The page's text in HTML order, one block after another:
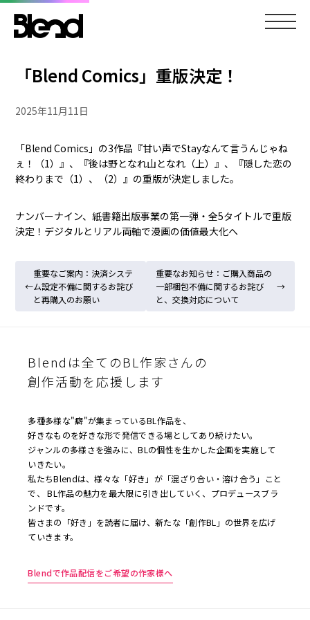
「Blend Comics」重版決定！
2025年11月11日
「Blend Comics」の3作品『甘い声でStayなんて言うんじゃね
ぇ！（1）』、『後は野となれ山となれ（上）』、『隠した恋の
終わりまで（1）、（2）』の重版が決定しました。
ナンバーナイン、紙書籍出版事業の第一弾・全5タイトルで重版
決定！デジタルとリアル両軸で漫画の価値最大化へ
ナ
ビ
ゲ
シ
ョ
←
重要なご案内：決済システ
ム設定不備に関するお詫び
と再購入のお願い
重要なお知らせ：ご購入商品の
一部梱包不備に関するお詫び
と、交換対応について
→
Blendは全てのBL作家さんの
創作活動を応援します
多種多様な"癖"が集まっているBL作品を、
好きなものを好きな形で発信できる場としてあり続けたい。
ジャンルの多様さを強みに、BLの個性を生かした企画を実施して
いきたい。
私たちBlendは、様々な「好き」が「混ざり合い・溶け合う」こと
で、 BL作品の魅力を最大限に引き出していく、プロデュースブラ
ンドです。
皆さまの「好き」を読者に届け、新たな「創作BL」の世界を広げ
ていきます。
Blendで作品配信をご希望の作家様へ